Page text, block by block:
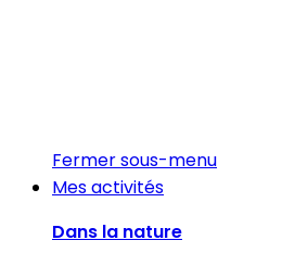
Fermer sous-menu
Mes activités
Dans la nature